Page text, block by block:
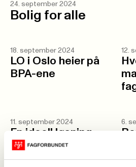
24. september 2024
Bolig for alle
18. september 2024
LO i Oslo heier på
BPA-ene
12.
11. september 2024
En ideell løsning
på husleiekrisa
6.
i